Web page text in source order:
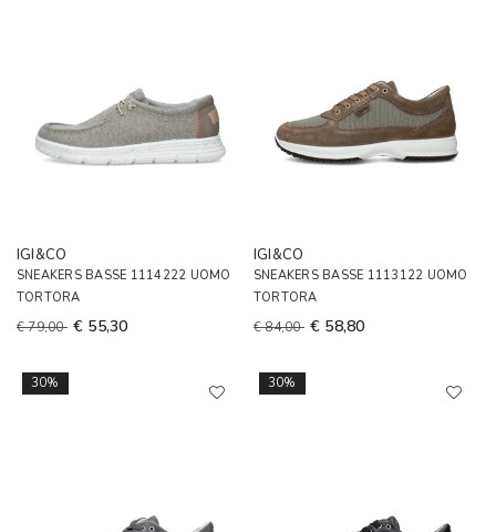
IGI&CO
SNEAKERS BASSE 1114222 UOMO
TORTORA
€ 79,00 € 55,30
IGI&CO
SNEAKERS BASSE 1113122 UOMO
TORTORA
€ 84,00 € 58,80
30% 30%